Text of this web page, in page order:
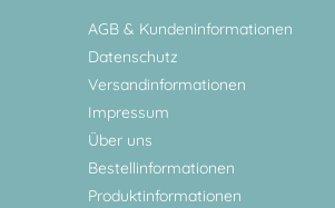
AGB & Kundeninformationen
Datenschutz
Versandinformationen
Impressum
Über uns
Bestellinformationen
Produktinformationen